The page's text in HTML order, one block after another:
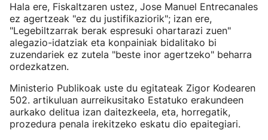
Hala ere, Fiskaltzaren ustez, Jose Manuel Entrecanales
ez agertzeak "ez du justifikaziorik"; izan ere,
"Legebiltzarrak berak espresuki ohartarazi zuen"
alegazio-idatziak eta konpainiak bidalitako bi
zuzendariek ez zutela "beste inor agertzeko" beharra
ordezkatzen.
Ministerio Publikoak uste du egitateak Zigor Kodearen
502. artikuluan aurreikusitako Estatuko erakundeen
aurkako delitua izan daitezkeela, eta, horregatik,
prozedura penala irekitzeko eskatu dio epaitegiari.